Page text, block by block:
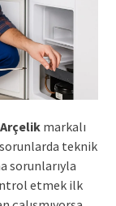
Arçelikmarkalı
teknik
sorunlarıyla
etmek ilk